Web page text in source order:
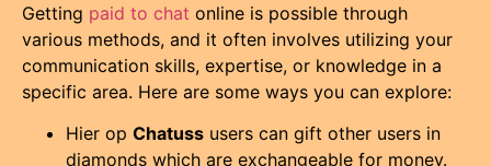
Getting paid to chat online is possible through
various methods, and it often involves utilizing your
communication skills, expertise, or knowledge in a
specific area. Here are some ways you can explore:
Hier op Chatuss users can gift other users in
diamonds which are exchangeable for money.